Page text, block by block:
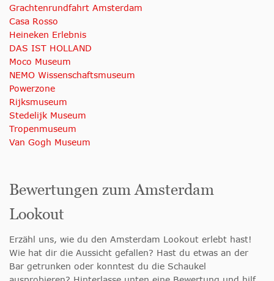
Grachtenrundfahrt Amsterdam
Casa Rosso
Heineken Erlebnis
DAS IST HOLLAND
Moco Museum
NEMO Wissenschaftsmuseum
Powerzone
Rijksmuseum
Stedelijk Museum
Tropenmuseum
Van Gogh Museum
Bewertungen zum Amsterdam
Lookout
Erzähl uns, wie du den Amsterdam Lookout erlebt hast!
Wie hat dir die Aussicht gefallen? Hast du etwas an der
Bar getrunken oder konntest du die Schaukel